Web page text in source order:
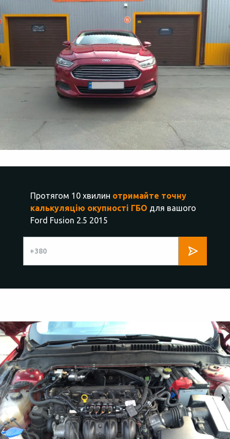
Протягом 10 хвилин отримайте точну
калькуляцію окупності ГБО для вашого
Ford Fusion 2.5 2015